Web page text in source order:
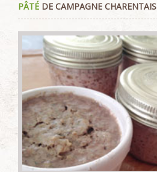
utilisateur: 5/5
PÂTÉ DE CAMPAGNE CHARENTAIS